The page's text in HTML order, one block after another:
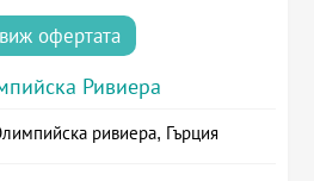
виж офертата
Ривиера
ривиера, Гърция